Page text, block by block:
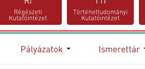
Régészeti
Kutatóintézet
Történettudományi
Kutatóintézet
Pályázatok Ismerettár